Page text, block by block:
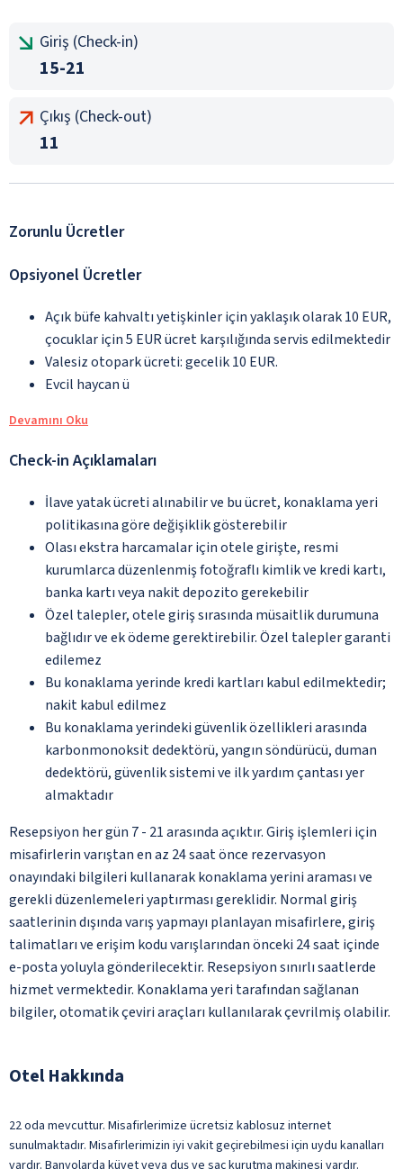
Giriş (Check-in)
15-21
Çıkış (Check-out)
11
Zorunlu Ücretler
Opsiyonel Ücretler
Açık büfe kahvaltı yetişkinler için yaklaşık olarak 10 EUR,
çocuklar için 5 EUR ücret karşılığında servis edilmektedir
Valesiz otopark ücreti: gecelik 10 EUR.
Evcil haycan ü
Devamını Oku
Check-in Açıklamaları
İlave yatak ücreti alınabilir ve bu ücret, konaklama yeri
politikasına göre değişiklik gösterebilir
Olası ekstra harcamalar için otele girişte, resmi
kurumlarca düzenlenmiş fotoğraflı kimlik ve kredi kartı,
banka kartı veya nakit depozito gerekebilir
Özel talepler, otele giriş sırasında müsaitlik durumuna
bağlıdır ve ek ödeme gerektirebilir. Özel talepler garanti
edilemez
Bu konaklama yerinde kredi kartları kabul edilmektedir;
nakit kabul edilmez
Bu konaklama yerindeki güvenlik özellikleri arasında
karbonmonoksit dedektörü, yangın söndürücü, duman
dedektörü, güvenlik sistemi ve ilk yardım çantası yer
almaktadır
Resepsiyon her gün 7 - 21 arasında açıktır. Giriş işlemleri için
misafirlerin varıştan en az 24 saat önce rezervasyon
onayındaki bilgileri kullanarak konaklama yerini araması ve
gerekli düzenlemeleri yaptırması gereklidir. Normal giriş
saatlerinin dışında varış yapmayı planlayan misafirlere, giriş
talimatları ve erişim kodu varışlarından önceki 24 saat içinde
e-posta yoluyla gönderilecektir. Resepsiyon sınırlı saatlerde
hizmet vermektedir. Konaklama yeri tarafından sağlanan
bilgiler, otomatik çeviri araçları kullanılarak çevrilmiş olabilir.
Otel Hakkında
22 oda mevcuttur. Misafirlerimize ücretsiz kablosuz internet
sunulmaktadır. Misafirlerimizin iyi vakit geçirebilmesi için uydu kanalları
vardır. Banyolarda küvet veya duş ve saç kurutma makinesi vardır.